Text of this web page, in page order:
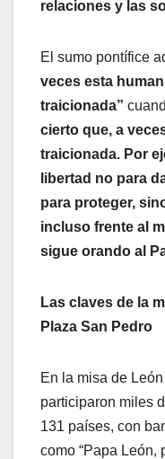
relaciones y las
El sumo pontífice
veces esta
traicionada”
cierto que, a
traicionada. Por
libertad no para
para proteger,
incluso frente al
sigue orando al
Las claves de la
Plaza San Pedro
En la misa de
participaron miles
131 países, con
como “Papa León,